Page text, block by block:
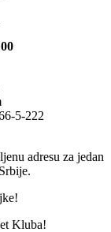
5-222
adresu za jedan
Kluba!